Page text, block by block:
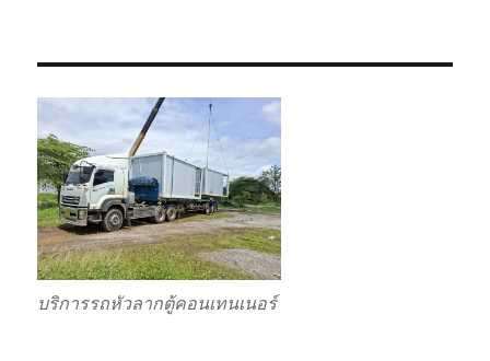
บริการรถหัวลากตู้คอนเทนเนอร์